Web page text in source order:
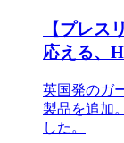
【プレス
応える、
英国発のガ
製品を追加
した。